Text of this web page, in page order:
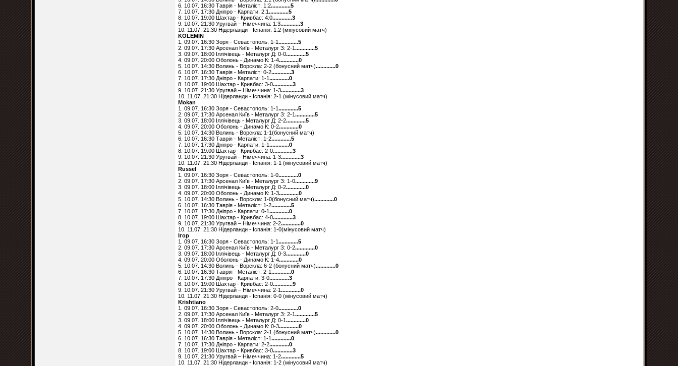
6. 10.07. 16:30 Таврія - Металіст: 1:2.............5
7. 10.07. 17:30 Дніпро - Карпати: 2:1.............5
8. 10.07. 19:00 Шахтар - Кривбас: 4:0.............3
9. 10.07. 21:30 Уругвай – Німеччина: 1:3.............3
10. 11.07. 21:30 Нідерланди - Іспанія: 1:2 (мінусовий матч)
KOLEMIN
1. 09.07. 16:30 Зоря - Севастополь: 1-1.............5
2. 09.07. 17:30 Арсенал Київ - Металург З: 2-1.............5
3. 09.07. 18:00 Іллічівець - Металург Д: 0-0.............5
4. 09.07. 20:00 Оболонь - Динамо К: 1-4.............0
5. 10.07. 14:30 Волинь - Ворскла: 2-2 (бонусний матч).............0
6. 10.07. 16:30 Таврія - Металіст: 0-2.............3
7. 10.07. 17:30 Дніпро - Карпати: 1-1.............0
8. 10.07. 19:00 Шахтар - Кривбас: 3-0.............3
9. 10.07. 21:30 Уругвай – Німеччина: 1-3.............3
10. 11.07. 21:30 Нідерланди - Іспанія: 2-1 (мінусовий матч)
Mokan
1. 09.07. 16:30 Зоря - Севастополь: 1-1.............5
2. 09.07. 17:30 Арсенал Київ - Металург З: 2-1.............5
3. 09.07. 18:00 Іллічівець - Металург Д: 2-2.............5
4. 09.07. 20:00 Оболонь - Динамо К: 0-2.............0
5. 10.07. 14:30 Волинь - Ворскла: 1-1(бонусний матч)
6. 10.07. 16:30 Таврія - Металіст: 1-2.............5
7. 10.07. 17:30 Дніпро - Карпати: 1-1.............0
8. 10.07. 19:00 Шахтар - Кривбас: 2-0.............3
9. 10.07. 21:30 Уругвай – Німеччина: 1-3.............3
10. 11.07. 21:30 Нідерланди - Іспанія: 1-1 (мінусовий матч)
Russel
1. 09.07. 16:30 Зоря - Севастополь: 1-0.............0
2. 09.07. 17:30 Арсенал Київ - Металург З: 1-0.............9
3. 09.07. 18:00 Іллічівець - Металург Д: 0-2.............0
4. 09.07. 20:00 Оболонь - Динамо К: 1-3.............0
5. 10.07. 14:30 Волинь - Ворскла: 1-0(бонусний матч).............0
6. 10.07. 16:30 Таврія - Металіст: 1-2.............5
7. 10.07. 17:30 Дніпро - Карпати: 0-1.............0
8. 10.07. 19:00 Шахтар - Кривбас: 4-0.............3
9. 10.07. 21:30 Уругвай – Німеччина: 2-2.............0
10. 11.07. 21:30 Нідерланди - Іспанія: 1-0(мінусовий матч)
Ігор
1. 09.07. 16:30 Зоря - Севастополь: 1-1.............5
2. 09.07. 17:30 Арсенал Київ - Металург З: 0-2.............0
3. 09.07. 18:00 Іллічівець - Металург Д: 0-3.............0
4. 09.07. 20:00 Оболонь - Динамо К: 1-4.............0
5. 10.07. 14:30 Волинь - Ворскла: 6-2 (бонусний матч).............0
6. 10.07. 16:30 Таврія - Металіст: 2-1.............0
7. 10.07. 17:30 Дніпро - Карпати: 3-0.............3
8. 10.07. 19:00 Шахтар - Кривбас: 2-0.............9
9. 10.07. 21:30 Уругвай – Німеччина: 2-1.............0
10. 11.07. 21:30 Нідерланди - Іспанія: 0-0 (мінусовий матч)
Krishtiano
1. 09.07. 16:30 Зоря - Севастополь: 2-0.............0
2. 09.07. 17:30 Арсенал Київ - Металург З: 2-1.............5
3. 09.07. 18:00 Іллічівець - Металург Д: 0-1.............0
4. 09.07. 20:00 Оболонь - Динамо К: 0-3.............0
5. 10.07. 14:30 Волинь - Ворскла: 2-1 (бонусний матч).............0
6. 10.07. 16:30 Таврія - Металіст: 1-1.............0
7. 10.07. 17:30 Дніпро - Карпати: 2-2.............0
8. 10.07. 19:00 Шахтар - Кривбас: 3-0.............3
9. 10.07. 21:30 Уругвай – Німеччина: 1-2.............5
10. 11.07. 21:30 Нідерланди - Іспанія: 1-2 (мінусовий матч)